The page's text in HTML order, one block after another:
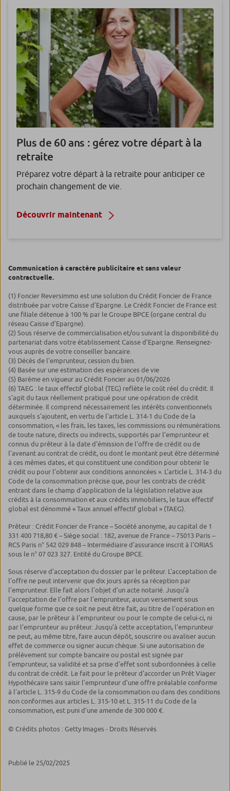
Plus de 60 ans : gérez votre départ à la
retraite
Préparez votre départ à la retraite pour anticiper ce
prochain changement de vie.
Découvrir maintenant
Communication à caractère publicitaire et sans valeur
contractuelle.
(1) Foncier Reversimmo est une solution du Crédit Foncier de France
distribuée par votre Caisse d’Epargne. Le Crédit Foncier de France est
une filiale détenue à 100 % par le Groupe BPCE (organe central du
réseau Caisse d’Epargne).
(2) Sous réserve de commercialisation et/ou suivant la disponibilité du
partenariat dans votre établissement Caisse d’Epargne. Renseignez-
vous auprès de votre conseiller bancaire.
(3) Décès de l’emprunteur, cession du bien.
(4) Basée sur une estimation des espérances de vie
(5) Barème en vigueur au Crédit Foncier au 01/06/2026
(6) TAEG : le taux effectif global (TEG) reflète le coût réel du crédit. Il
s’agit du taux réellement pratiqué pour une opération de crédit
déterminée. Il comprend nécessairement les intérêts conventionnels
auxquels s’ajoutent, en vertu de l’article L. 314-1 du Code de la
consommation, « les frais, les taxes, les commissions ou rémunérations
de toute nature, directs ou indirects, supportés par l’emprunteur et
connus du prêteur à la date d’émission de l’offre de crédit ou de
l’avenant au contrat de crédit, ou dont le montant peut être déterminé
à ces mêmes dates, et qui constituent une condition pour obtenir le
crédit ou pour l’obtenir aux conditions annoncées ». L’article L. 314-3 du
Code de la consommation précise que, pour les contrats de crédit
entrant dans le champ d’application de la législation relative aux
crédits à la consommation et aux crédits immobiliers, le taux effectif
global est dénommé « Taux annuel effectif global » (TAEG).
Prêteur : Crédit Foncier de France – Société anonyme, au capital de 1
331 400 718,80 € – Siège social : 182, avenue de France – 75013 Paris –
RCS Paris n° 542 029 848 – Intermédiaire d’assurance inscrit à l’ORIAS
sous le n° 07 023 327. Entité du Groupe BPCE.
Sous réserve d’acceptation du dossier par le prêteur. L’acceptation de
l’offre ne peut intervenir que dix jours après sa réception par
l’emprunteur. Elle fait alors l’objet d’un acte notarié. Jusqu’à
l’acceptation de l’offre par l’emprunteur, aucun versement sous
quelque forme que ce soit ne peut être fait, au titre de l’opération en
cause, par le prêteur à l’emprunteur ou pour le compte de celui-ci, ni
par l’emprunteur au prêteur. Jusqu’à cette acceptation, l’emprunteur
ne peut, au même titre, faire aucun dépôt, souscrire ou avaliser aucun
effet de commerce ou signer aucun chèque. Si une autorisation de
prélèvement sur compte bancaire ou postal est signée par
l’emprunteur, sa validité et sa prise d’effet sont subordonnées à celle
du contrat de crédit. Le fait pour le prêteur d’accorder un Prêt Viager
Hypothécaire sans saisir l’emprunteur d’une offre préalable conforme
à l’article L. 315-9 du Code de la consommation ou dans des conditions
non conformes aux articles L. 315-10 et L. 315-11 du Code de la
consommation, est puni d’une amende de 300 000 €.
© Crédits photos : Getty Images - Droits Réservés
Publié le 25/02/2025